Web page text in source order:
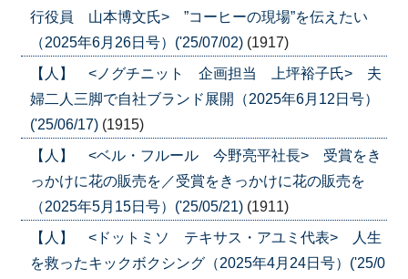
行役員 山本博文氏> ”コーヒーの現場”を伝えたい
（2025年6月26日号）('25/07/02) (1917)
【人】 <ノグチニット 企画担当 上坪裕子氏> 夫
婦二人三脚で自社ブランド展開（2025年6月12日号）
('25/06/17) (1915)
【人】 <ベル・フルール 今野亮平社長> 受賞をき
っかけに花の販売を／受賞をきっかけに花の販売を
（2025年5月15日号）('25/05/21) (1911)
【人】 <ドットミソ テキサス・アユミ代表> 人生
を救ったキックボクシング（2025年4月24日号）('25/0